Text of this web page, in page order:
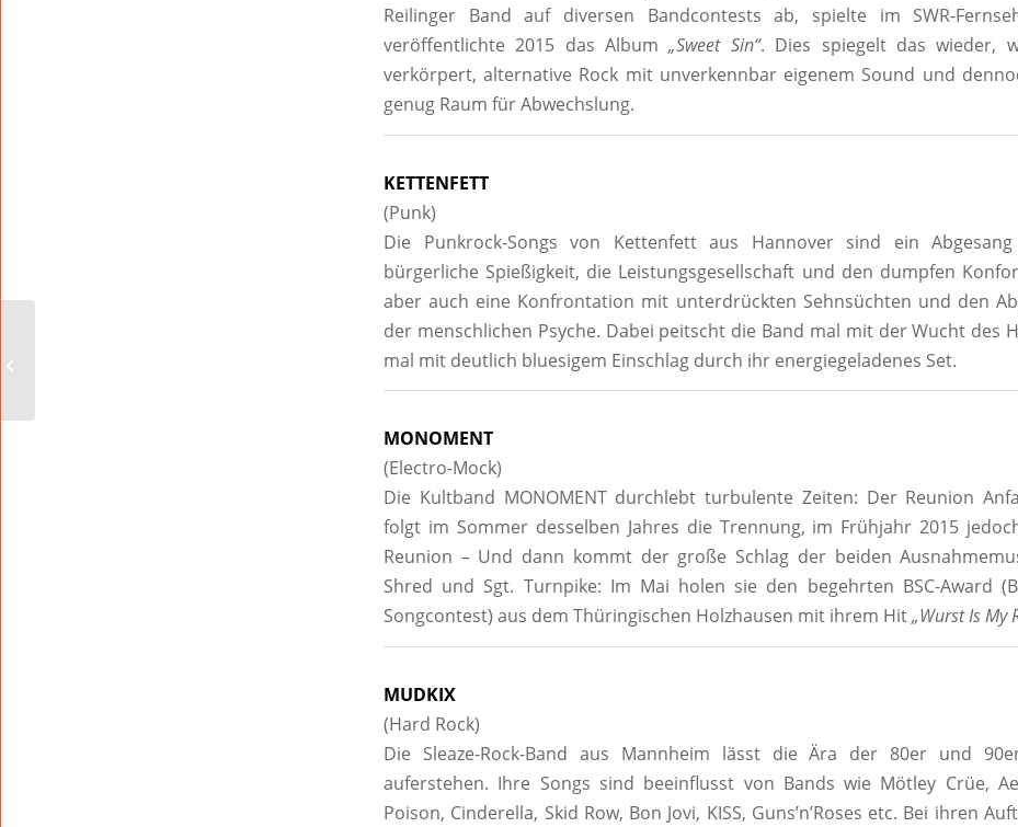
Reilinger Band auf diversen Bandcontests ab, spielte im SWR-
veröffentlichte 2015 das Album„Sweet Sin“. Dies spiegelt das wieder,
verkörpert, alternative Rock mit unverkennbar eigenem Sound und
genug Raum für Abwechslung.
KETTENFETT
(Punk)
Die Punkrock-Songs von Kettenfett aus Hannover sind ein
bürgerliche Spießigkeit, die Leistungsgesellschaft und den dumpfen
aber auch eine Konfrontation mit unterdrückten Sehnsüchten und den
der menschlichen Psyche. Dabei peitscht die Band mal mit der Wucht des
mal mit deutlich bluesigem Einschlag durch ihr energiegeladenes Set.
MONOMENT
(Electro-Mock)
Die Kultband MONOMENT durchlebt turbulente Zeiten: Der Reunion
folgt im Sommer desselben Jahres die Trennung, im Frühjahr 2015
Reunion – Und dann kommt der große Schlag der beiden
Shred und Sgt. Turnpike: Im Mai holen sie den begehrten BSC-Award
Songcontest) aus dem Thüringischen Holzhausen mit ihrem Hit„Wurst Is My
MUDKIX
(Hard Rock)
Die Sleaze-Rock-Band aus Mannheim lässt die Ära der 80er und
auferstehen. Ihre Songs sind beeinflusst von Bands wie Mötley Crüe,
Poison, Cinderella, Skid Row, Bon Jovi, KISS, Guns’n’Roses etc. Bei ihren